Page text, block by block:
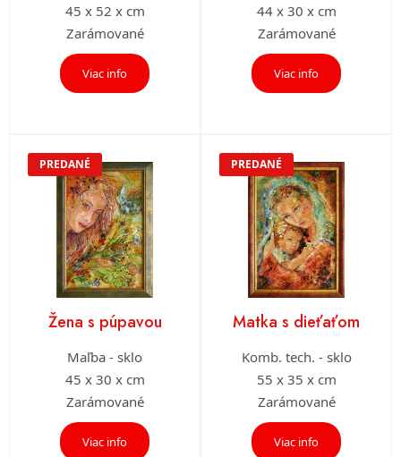
45 x 52 x cm
Zarámované
Viac info
44 x 30 x cm
Zarámované
Viac info
PREDANÉ
Žena s púpavou
Maľba - sklo
45 x 30 x cm
Zarámované
Viac info
PREDANÉ
Matka s dieťaťom
Komb. tech. - sklo
55 x 35 x cm
Zarámované
Viac info